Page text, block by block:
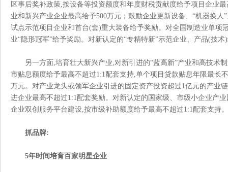
区事后奖补政策,按设备等投资额度和年度财税贡献度给予项目企业
业和新兴产业企业最高给予500万元；鼓励企业更新设备、“机器换人
试点示范项目企业和首台(套)重大装备给予奖励。对全国制造业单项
业“隐形冠军”给予奖励。对新认定的“专精特新”示范企业、产品(技
另一方面,培育壮大新兴产业,对新引进的“蓝高新”产业和高技术
市贴息额度给予最高不超过1:1配套支持,单个项目贷款贴息年限最长
万元。对产业龙头或领军企业引进的固定资产投资超过1亿元的产业
进企业最高不超过1:1配套奖励。对新认定的国家级、市级小企业
企业双创服务平台建设,按市级补助额度给予最高不超过1:1配套支持
抓品牌:
5年时间培育百家明星企业